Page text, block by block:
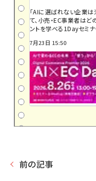
「AIに選ばれない企業は
て、小売・EC事業者は
ントを学べる1Dayセミナ
7月23日 15:50
前の記事